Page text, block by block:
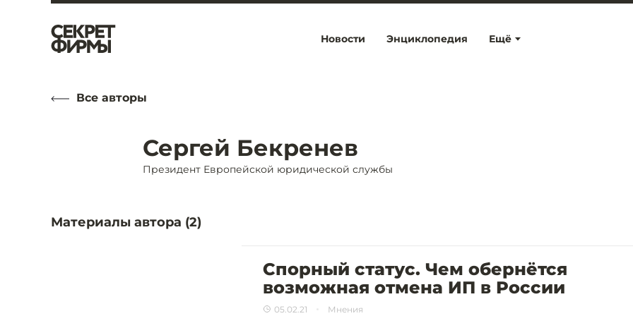
Ещё
Новости Энциклопедия
Все авторы
Сергей Бекренев
Президент Европейской юридической службы
Материалы автора (2)
Спорный статус. Чем обернётся
возможная отмена ИП в России
05.02.21 Мнения